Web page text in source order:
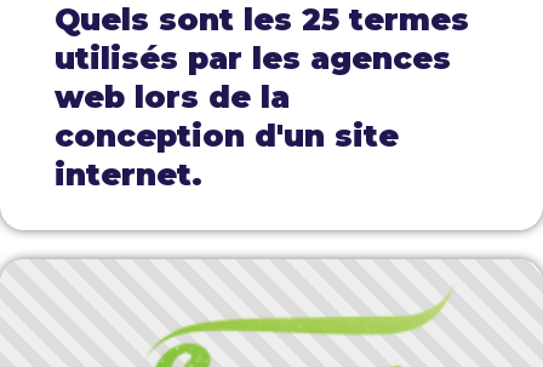
Quels sont les 25 termes
utilisés par les agences
web lors de la
conception d'un site
internet.